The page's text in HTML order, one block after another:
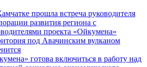
прошла встреча руководителя
развития региона с
проекта «Ойкумена»
под Авачинским вулканом
готова включиться в работу над